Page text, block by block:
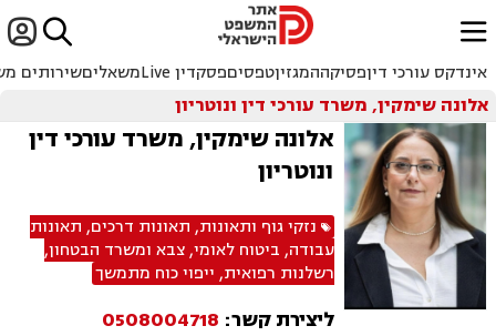

ﱐ
אינדקס עורכי דיןפסיקההמגזיןטפסיםפסקדין Live משאליםשירותים
אלונה שימקין, משרד עורכי דין ונוטריון
אלונה שימקין, משרד עורכי דין
ונוטריון
נזקי גוף ותאונות, תאונות דרכים, תאונות
עבודה, ביטוח לאומי,צבא ומשרד הבטחון,
רשלנות רפואית, ייפוי כוח מתמשך
ליצירת קשר: 0508004718